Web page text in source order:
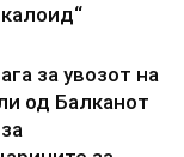
за увозот на
од Балканот